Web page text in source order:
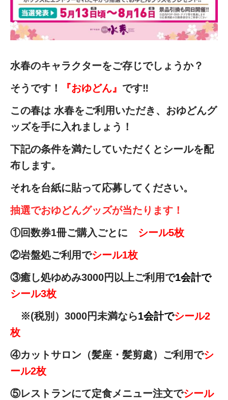
水春のキャラクターをご存じでしょうか？
そうです！
『おゆどん』 です‼
この春は 水春をご利用いただき、 おゆどんグ
ッズを手に入れましょう！
下記の条件を満たしていただくと シールを配
布します。
それを台紙に貼って応募してください。
抽選でおゆどんグッズが当たります！
①回数券1冊ご購入ごとに シール5枚
②岩盤処ご利用でシール1枚
③癒し処ゆめみ3000円以上ご利用で1会計で
シール3枚
※(税別）3000円未満なら1会計でシール2
枚
④カットサロン（髪座・髪剪處）ご利用でシ
ール2枚
⑤レストランにて定食メニュー注文でシール